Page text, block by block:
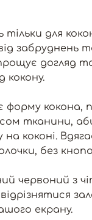
для
забруднень
догляд
кокону.
форму кокона,
тканини,
на коконі.
без
червоний з
екрану.